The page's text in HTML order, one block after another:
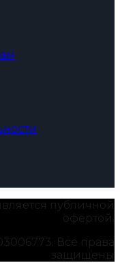
публичной
офертой.
Все права
защищены